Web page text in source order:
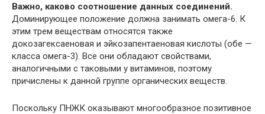
Важно, каково соотношение данных соединений.
Доминирующее положение должна занимать омега-6. К
этим трем веществам относятся также
докозагексаеновая и эйкозапентаеновая кислоты (обе —
класса омега-3). Все они обладают свойствами,
аналогичными с таковыми у витаминов, поэтому
причислены к данной группе органических веществ.
Поскольку ПНЖК оказывают многообразное позитивное